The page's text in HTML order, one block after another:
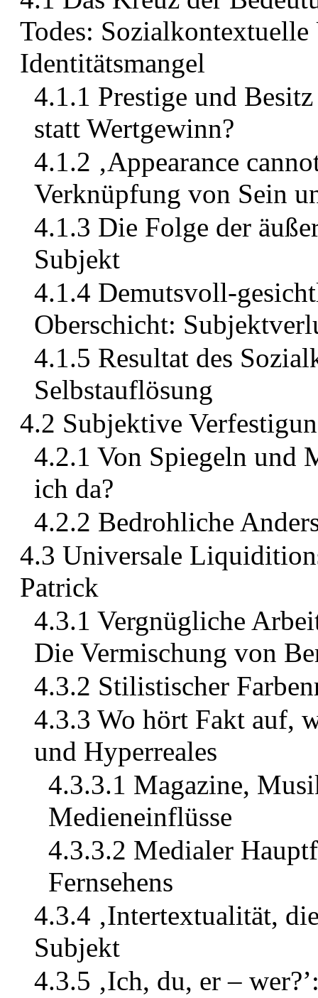
Todes:
Identitätsmangel
4.1.1 Prestige und
statt Wertgewinn?
4.1.2 ‚Appearance
Verknüpfung von Sein
4.1.3 Die Folge der
Subjekt
4.1.4 Demutsvoll-
Oberschicht:
4.1.5 Resultat des
Selbstauflösung
4.2 Subjektive
4.2.1 Von Spiegeln und
ich da?
4.2.2 Bedrohliche
4.3 Universale
Patrick
4.3.1 Vergnügliche
Die Vermischung von
4.3.2 Stilistischer
4.3.3 Wo hört Fakt auf,
und Hyperreales
4.3.3.1 Magazine,
Medieneinflüsse
4.3.3.2 Medialer
Fernsehens
4.3.4 ‚Intertextualität,
Subjekt
4.3.5 ‚Ich, du, er –